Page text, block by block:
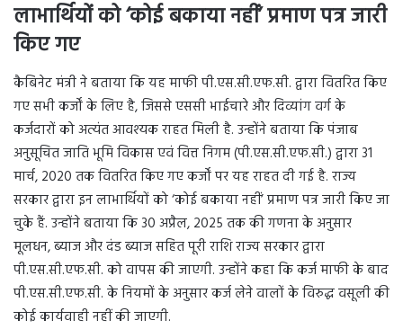
लाभार्थियों को ‘कोई बकाया नहीं’ प्रमाण पत्र जारी
किए गए
कैबिनेट मंत्री ने बताया कि यह माफी पी.एस.सी.एफ.सी. द्वारा वितरित किए
गए सभी कर्जों के लिए है, जिससे एससी भाईचारे और दिव्यांग वर्ग के
कर्जदारों को अत्यंत आवश्यक राहत मिली है. उन्होंने बताया कि पंजाब
अनुसूचित जाति भूमि विकास एवं वित्त निगम (पी.एस.सी.एफ.सी.) द्वारा 31
मार्च, 2020 तक वितरित किए गए कर्जों पर यह राहत दी गई है. राज्य
सरकार द्वारा इन लाभार्थियों को ‘कोई बकाया नहीं’ प्रमाण पत्र जारी किए जा
चुके हैं. उन्होंने बताया कि 30 अप्रैल, 2025 तक की गणना के अनुसार
मूलधन, ब्याज और दंड ब्याज सहित पूरी राशि राज्य सरकार द्वारा
पी.एस.सी.एफ.सी. को वापस की जाएगी. उन्होंने कहा कि कर्ज माफी के बाद
पी.एस.सी.एफ.सी. के नियमों के अनुसार कर्ज लेने वालों के विरुद्ध वसूली की
कोई कार्यवाही नहीं की जाएगी.